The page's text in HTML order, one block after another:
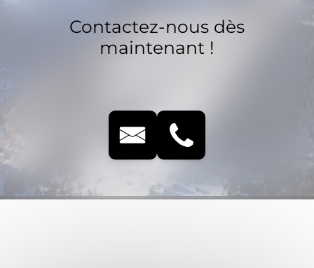
Contactez-nous dès
maintenant !